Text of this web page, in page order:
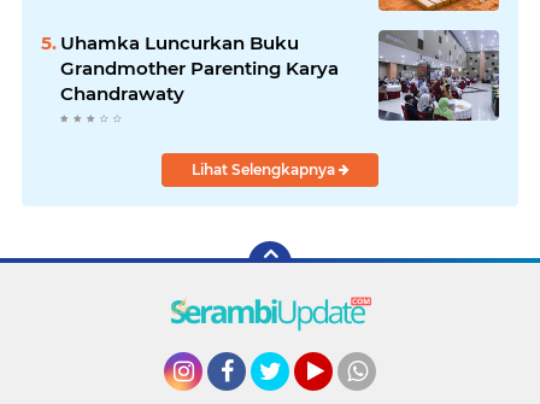
Uhamka Luncurkan Buku
Grandmother Parenting Karya
Chandrawaty
Lihat Selengkapnya